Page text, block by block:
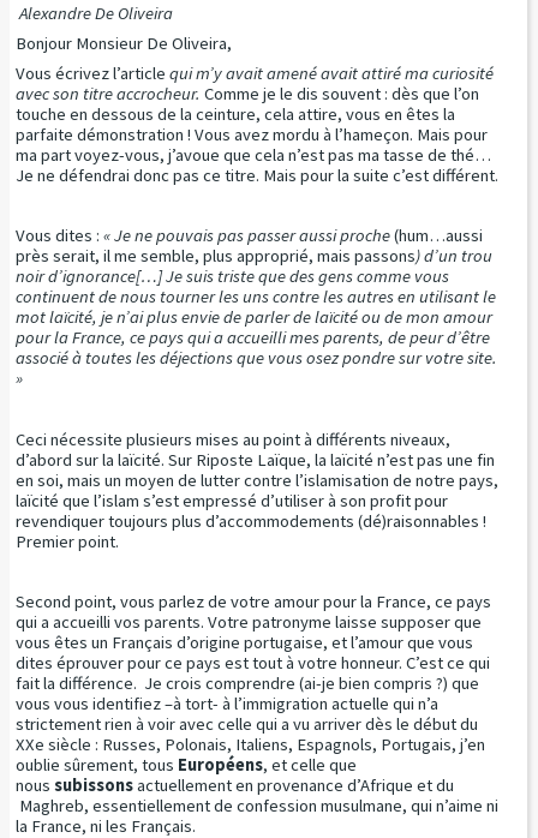
Alexandre De Oliveira
Bonjour Monsieur De Oliveira,
Vous écrivez l’article qui m’y avait amené avait attiré ma curiosité
avec son titre accrocheur. Comme je le dis souvent : dès que l’on
touche en dessous de la ceinture, cela attire, vous en êtes la
parfaite démonstration ! Vous avez mordu à l’hameçon. Mais pour
ma part voyez-vous, j’avoue que cela n’est pas ma tasse de thé…
Je ne défendrai donc pas ce titre. Mais pour la suite c’est différent.
Vous dites : «Je ne pouvais pas passer aussi proche(hum…aussi
près serait, il me semble, plus approprié, mais passons) d’un trou
noir d’ignorance[…] Je suis triste que des gens comme vous
continuent de nous tourner les uns contre les autres en utilisant le
mot laïcité, je n’ai plus envie de parler de laïcité ou de mon amour
pour la France, ce pays qui a accueilli mes parents, de peur d’être
associé à toutes les déjections que vous osez pondre sur votre site.
»
Ceci nécessite plusieurs mises au point à différents niveaux,
d’abord sur la laïcité. Sur Riposte Laïque, la laïcité n’est pas une fin
en soi, mais un moyen de lutter contre l’islamisation de notre pays,
laïcité que l’islam s’est empressé d’utiliser à son profit pour
revendiquer toujours plus d’accommodements (dé)raisonnables !
Premier point.
Second point, vous parlez de votre amour pour la France, ce pays
qui a accueilli vos parents. Votre patronyme laisse supposer que
vous êtes un Français d’origine portugaise, et l’amour que vous
dites éprouver pour ce pays est tout à votre honneur. C’est ce qui
fait la différence. Je crois comprendre (ai-je bien compris ?) que
vous vous identifiez –à tort- à l’immigration actuelle qui n’a
strictement rien à voir avec celle qui a vu arriver dès le début du
XXe siècle : Russes, Polonais, Italiens, Espagnols, Portugais, j’en
oublie sûrement, tous Européens, et celle que
nous subissonsactuellement en provenance d’Afrique et du
Maghreb, essentiellement de confession musulmane, qui n’aime ni
la France, ni les Français.